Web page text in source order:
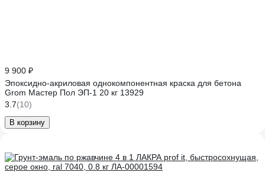
9 900 ₽
Эпоксидно-акриловая однокомпонентная краска для бетона
Grom Мастер Пол ЭП-1 20 кг 13929
3.7(10)
В корзину